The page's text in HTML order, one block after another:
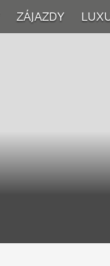
ZÁJAZDY
Jednodňové
Rodinné zájazdy